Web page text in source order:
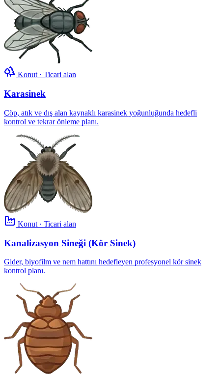
Konut · Ticari alan
Karasinek
Çöp, atık ve dış alan kaynaklı karasinek yoğunluğunda hedefli
kontrol ve tekrar önleme planı.
Konut · Ticari alan
Kanalizasyon Sineği (Kör Sinek)
Gider, biyofilm ve nem hattını hedefleyen profesyonel kör sinek
kontrol planı.